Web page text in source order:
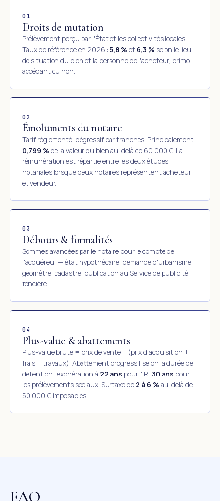
01
Droits de mutation
Prélèvement perçu par l'État et les collectivités locales.
Taux de référence en 2026 : 5,8 % et 6,3 % selon le lieu
de situation du bien et la personne de l'acheteur, primo-
accédant ou non.
02
Émoluments du notaire
Tarif réglementé, dégressif par tranches. Principalement,
0,799 % de la valeur du bien au-delà de 60 000 €. La
rémunération est répartie entre les deux études
notariales lorsque deux notaires représentent acheteur
et vendeur.
03
Débours & formalités
Sommes avancées par le notaire pour le compte de
l'acquéreur — état hypothécaire, demande d'urbanisme,
géomètre, cadastre, publication au Service de publicité
foncière.
04
Plus-value & abattements
Plus-value brute = prix de vente − (prix d'acquisition +
frais + travaux). Abattement progressif selon la durée de
détention : exonération à 22 ans pour l'IR, 30 ans pour
les prélèvements sociaux. Surtaxe de 2 à 6 % au-delà de
50 000 € imposables.
FAQ